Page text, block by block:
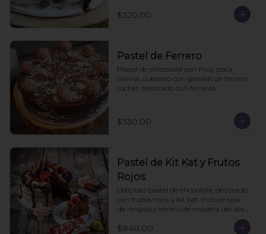
$320.00
Pastel de Ferrero
Pastel de chocolate con muy poca
harina, cubierto con ganash de ferrero
rocher, decorado con ferreros.
$330.00
Pastel de Kit Kat y Frutos
Rojos.
Delicioso pastel de chocolate, decorado
con frutos rojos y kit kat. Incluye caja
de rergalo y letrero de madera del día
de las madres. 10- 12 personas. Pedir
con un día de anticipación
$840.00